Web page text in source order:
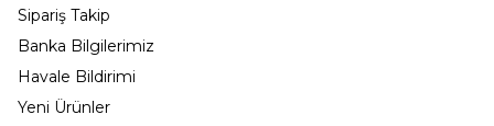
Sipariş Takip
Banka Bilgilerimiz
Havale Bildirimi
Yeni Ürünler